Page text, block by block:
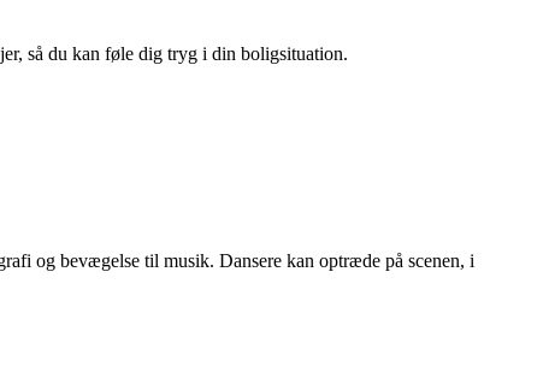
så du kan føle dig tryg i din boligsituation.
og bevægelse til musik. Dansere kan optræde på scenen, i